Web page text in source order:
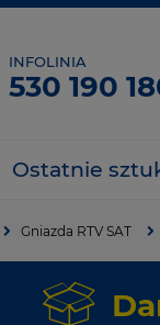
INFOLINIA
530 190
Ostatnie
Gniazda RTV SAT